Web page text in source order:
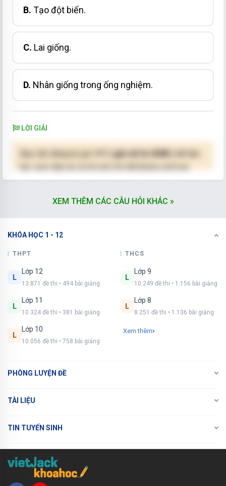
B. Tạo đột biến.
C. Lai giống.
D. Nhân giống trong ống nghiệm.
LỜI GIẢI
( giá chỉ từ 250K )
bài, xem đáp án và lời giải chi tiết không giới hạn.
XEM THÊM CÁC CÂU HỎI KHÁC »
KHÓA HỌC 1 - 12
THPT
L
Lớp 12
13.871 đề thi • 494 bài giảng
L
Lớp 11
10.324 đề thi • 381 bài giảng
L
Lớp 10
10.056 đề thi • 758 bài giảng
THCS
L
Lớp 9
10.249 đề thi • 1.156 bài giảng
L
Lớp 8
8.251 đề thi • 1.136 bài giảng
Xem thêm
PHÒNG LUYỆN ĐỀ
TÀI LIỆU
TIN TUYỂN SINH